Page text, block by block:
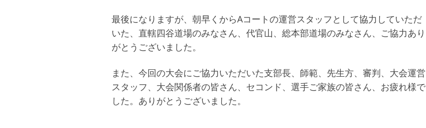
最後になりますが、朝早くからAコートの運営スタッフとして協力していただ
いた、直轄四谷道場のみなさん、代官山、総本部道場のみなさん、ご協力あり
がとうございました。
また、今回の大会にご協力いただいた支部長、師範、先生方、審判、大会運営
スタッフ、大会関係者の皆さん、セコンド、選手ご家族の皆さん、お疲れ様で
した。ありがとうございました。